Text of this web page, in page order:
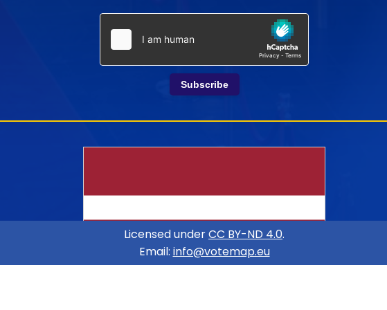
Subscribe
Licensed underCC BY-ND 4.0.
Email: info@votemap.eu